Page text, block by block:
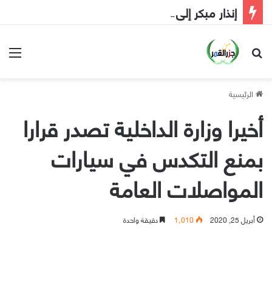
إنذار مبكر إلى الحكومة
بحث عن
الرئيسية
أخيرا وزارة الداخلية تصدر قرارا
بمنع التكدس في سيارات
المواصلات العامة
أبريل 25, 2020 1٬010 دقيقة واحدة